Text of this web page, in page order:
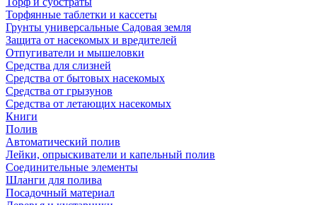
Торфянные таблетки и кассеты
Грунты универсальные Садовая земля
Защита от насекомых и вредителей
Отпугиватели и мышеловки
Средства для слизней
Средства от бытовых насекомых
Средства от грызунов
Средства от летающих насекомых
Книги
Полив
Автоматический полив
Лейки, опрыскиватели и капельный полив
Соединительные элементы
Шланги для полива
Посадочный материал